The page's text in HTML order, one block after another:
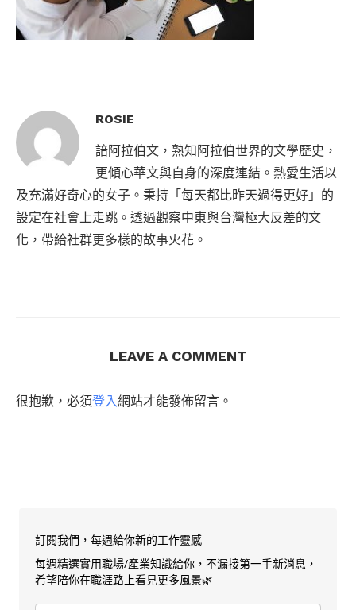
ROSIE
諳阿拉伯文，熟知阿拉伯世界的文學歷史，
更傾心華文與自身的深度連結。熱愛生活以
及充滿好奇心的女子。秉持「每天都比昨天過得更好」的
設定在社會上走跳。透過觀察中東與台灣極大反差的文
化，帶給社群更多樣的故事火花。
LEAVE A COMMENT
很抱歉，必須登入網站才能發佈留言。
訂閱我們，每週給你新的工作靈感
每週精選實用職場/產業知識給你，不漏接第一手新消息，
希望陪你在職涯路上看見更多風景🌿